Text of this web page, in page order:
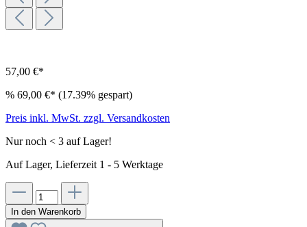
57,00 €*
% 69,00 €* (17.39% gespart)
Preis inkl. MwSt. zzgl. Versandkosten
Nur noch < 3 auf Lager!
Auf Lager, Lieferzeit 1 - 5 Werktage
In den Warenkorb